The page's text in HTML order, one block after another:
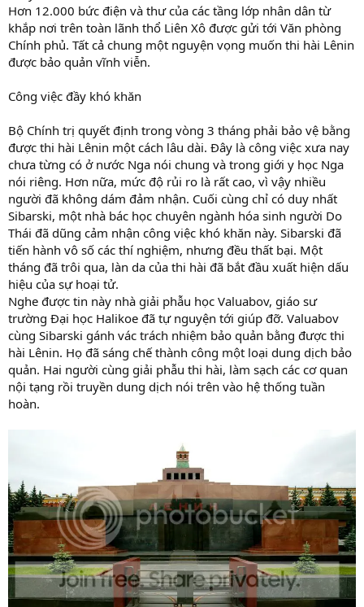
Hơn 12.000 bức điện và thư của các tầng lớp nhân dân từ
khắp nơi trên toàn lãnh thổ Liên Xô được gửi tới Văn phòng
Chính phủ. Tất cả chung một nguyện vọng muốn thi hài Lênin
được bảo quản vĩnh viễn.
Công việc đầy khó khăn
Bộ Chính trị quyết định trong vòng 3 tháng phải bảo vệ bằng
được thi hài Lênin một cách lâu dài. Đây là công việc xưa nay
chưa từng có ở nước Nga nói chung và trong giới y học Nga
nói riêng. Hơn nữa, mức độ rủi ro là rất cao, vì vậy nhiều
người đã không dám đảm nhận. Cuối cùng chỉ có duy nhất
Sibarski, một nhà bác học chuyên ngành hóa sinh người Do
Thái đã dũng cảm nhận công việc khó khăn này. Sibarski đã
tiến hành vô số các thí nghiệm, nhưng đều thất bại. Một
tháng đã trôi qua, làn da của thi hài đã bắt đầu xuất hiện dấu
hiệu của sự hoại tử.
Nghe được tin này nhà giải phẫu học Valuabov, giáo sư
trường Đại học Halikoe đã tự nguyện tới giúp đỡ. Valuabov
cùng Sibarski gánh vác trách nhiệm bảo quản bằng được thi
hài Lênin. Họ đã sáng chế thành công một loại dung dịch bảo
quản. Hai người cùng giải phẫu thi hài, làm sạch các cơ quan
nội tạng rồi truyền dung dịch nói trên vào hệ thống tuần
hoàn.